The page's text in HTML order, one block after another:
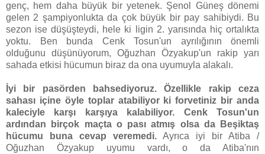
genç, hem daha büyük bir yetenek. Şenol Güneş dönemi
gelen 2 şampiyonlukta da çok büyük bir pay sahibiydi. Bu
sezon ise düşüşteydi, hele ki ligin 2. yarısında hiç ortalıkta
yoktu. Ben bunda Cenk Tosun'un ayrılığının önemli
olduğunu düşünüyorum, Oğuzhan Özyakup'un rakip yarı
sahada etkisi hücumun biraz da ona uyumuyla alakalı.
İyi bir pasörden bahsediyoruz. Özellikle rakip ceza
sahası içine öyle toplar atabiliyor ki forvetiniz bir anda
kaleciyle karşı karşıya kalabiliyor. Cenk Tosun'un
ardından birçok maçta o pası atmış olsa da Beşiktaş
hücumu buna cevap veremedi. Ayrıca iyi bir Atiba /
Oğuzhan Özyakup uyumu vardı, o da Atiba'nın